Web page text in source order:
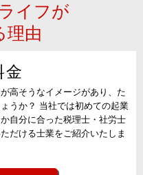
イフが
理由
金
高そうなイメージがあり、た
うか？ 当社では初めての起業
自分に合った税理士・社労士
だける士業をご紹介いたしま